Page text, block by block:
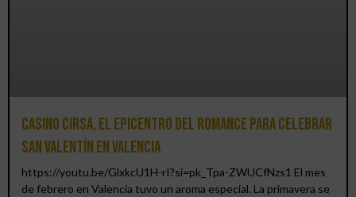
Casino CIRSA, el epicentro del romance para celebrar
San Valentín en Valencia
https://youtu.be/GlxkcU1H-rI?si=pk_Tpa-ZWUCfNzs1 El mes
de febrero en Valencia tuvo un aroma especial. La primavera se